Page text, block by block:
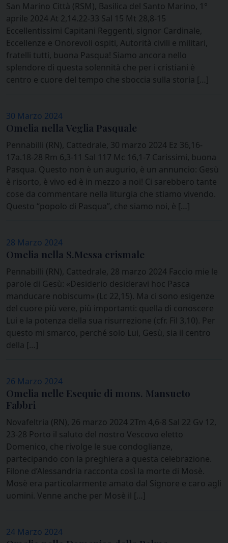
San Marino Città (RSM), Basilica del Santo Marino, 1°
aprile 2024 At 2,14.22-33 Sal 15 Mt 28,8-15
Eccellentissimi Capitani Reggenti, signor Cardinale,
Eccellenze e Onorevoli ospiti, Autorità civili e militari,
fratelli tutti, buona Pasqua! Siamo ancora nello
splendore di questa solennità che per i cristiani è
centro e cuore del tempo che sboccia sulla storia […]
30 Marzo 2024
Omelia nella Veglia Pasquale
Pennabilli (RN), Cattedrale, 30 marzo 2024 Ez 36,16-
17a.18-28 Rm 6,3-11 Sal 117 Mc 16,1-7 Carissimi, buona
Pasqua. Questo non è un augurio, è un annuncio: Gesù
è risorto, è vivo ed è in mezzo a noi! Ci sarebbero tante
cose da commentare nella liturgia che stiamo vivendo.
Questo “popolo di Pasqua”, che siamo noi, è […]
28 Marzo 2024
Omelia nella S.Messa crismale
Pennabilli (RN), Cattedrale, 28 marzo 2024 Faccio mie le
parole di Gesù: «Desiderio desideravi hoc Pasca
manducare nobiscum» (Lc 22,15). Ma ci sono esigenze
del cuore più vere, più importanti: quella di conoscere
Lui e la potenza della sua risurrezione (cfr. Fil 3,10). Per
questo mi smarco, perché solo Lui, Gesù, sia il centro
della […]
26 Marzo 2024
Omelia nelle Esequie di mons. Mansueto
Fabbri
Novafeltria (RN), 26 marzo 2024 2Tm 4,6-8 Sal 22 Gv 12,
23-28 Porto il saluto del nostro Vescovo eletto
Domenico, che rivolge le sue condoglianze,
partecipando con la preghiera a questa celebrazione.
Filone d’Alessandria racconta così la morte di Mosè.
Mosè era particolarmente amato dal Signore e caro agli
uomini. Venne anche per Mosè il […]
24 Marzo 2024